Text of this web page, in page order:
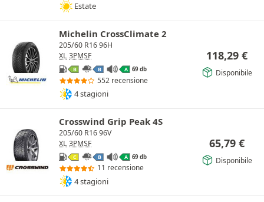
Estate
Michelin CrossClimate 2
205/60 R16 96H
XL 3PMSF
B B A 69 db
552 recensione
4 stagioni
118,29 €
Disponibile
Crosswind Grip Peak 4S
205/60 R16 96V
XL 3PMSF
C B A 69 db
11 recensione
4 stagioni
65,79 €
Disponibile